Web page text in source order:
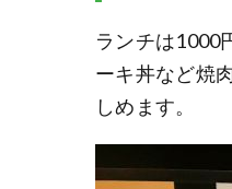
ランチは1000
ーキ丼など焼
しめます。